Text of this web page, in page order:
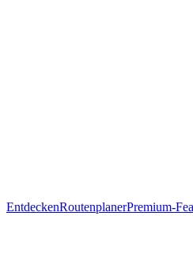
EntdeckenRoutenplanerPremium-